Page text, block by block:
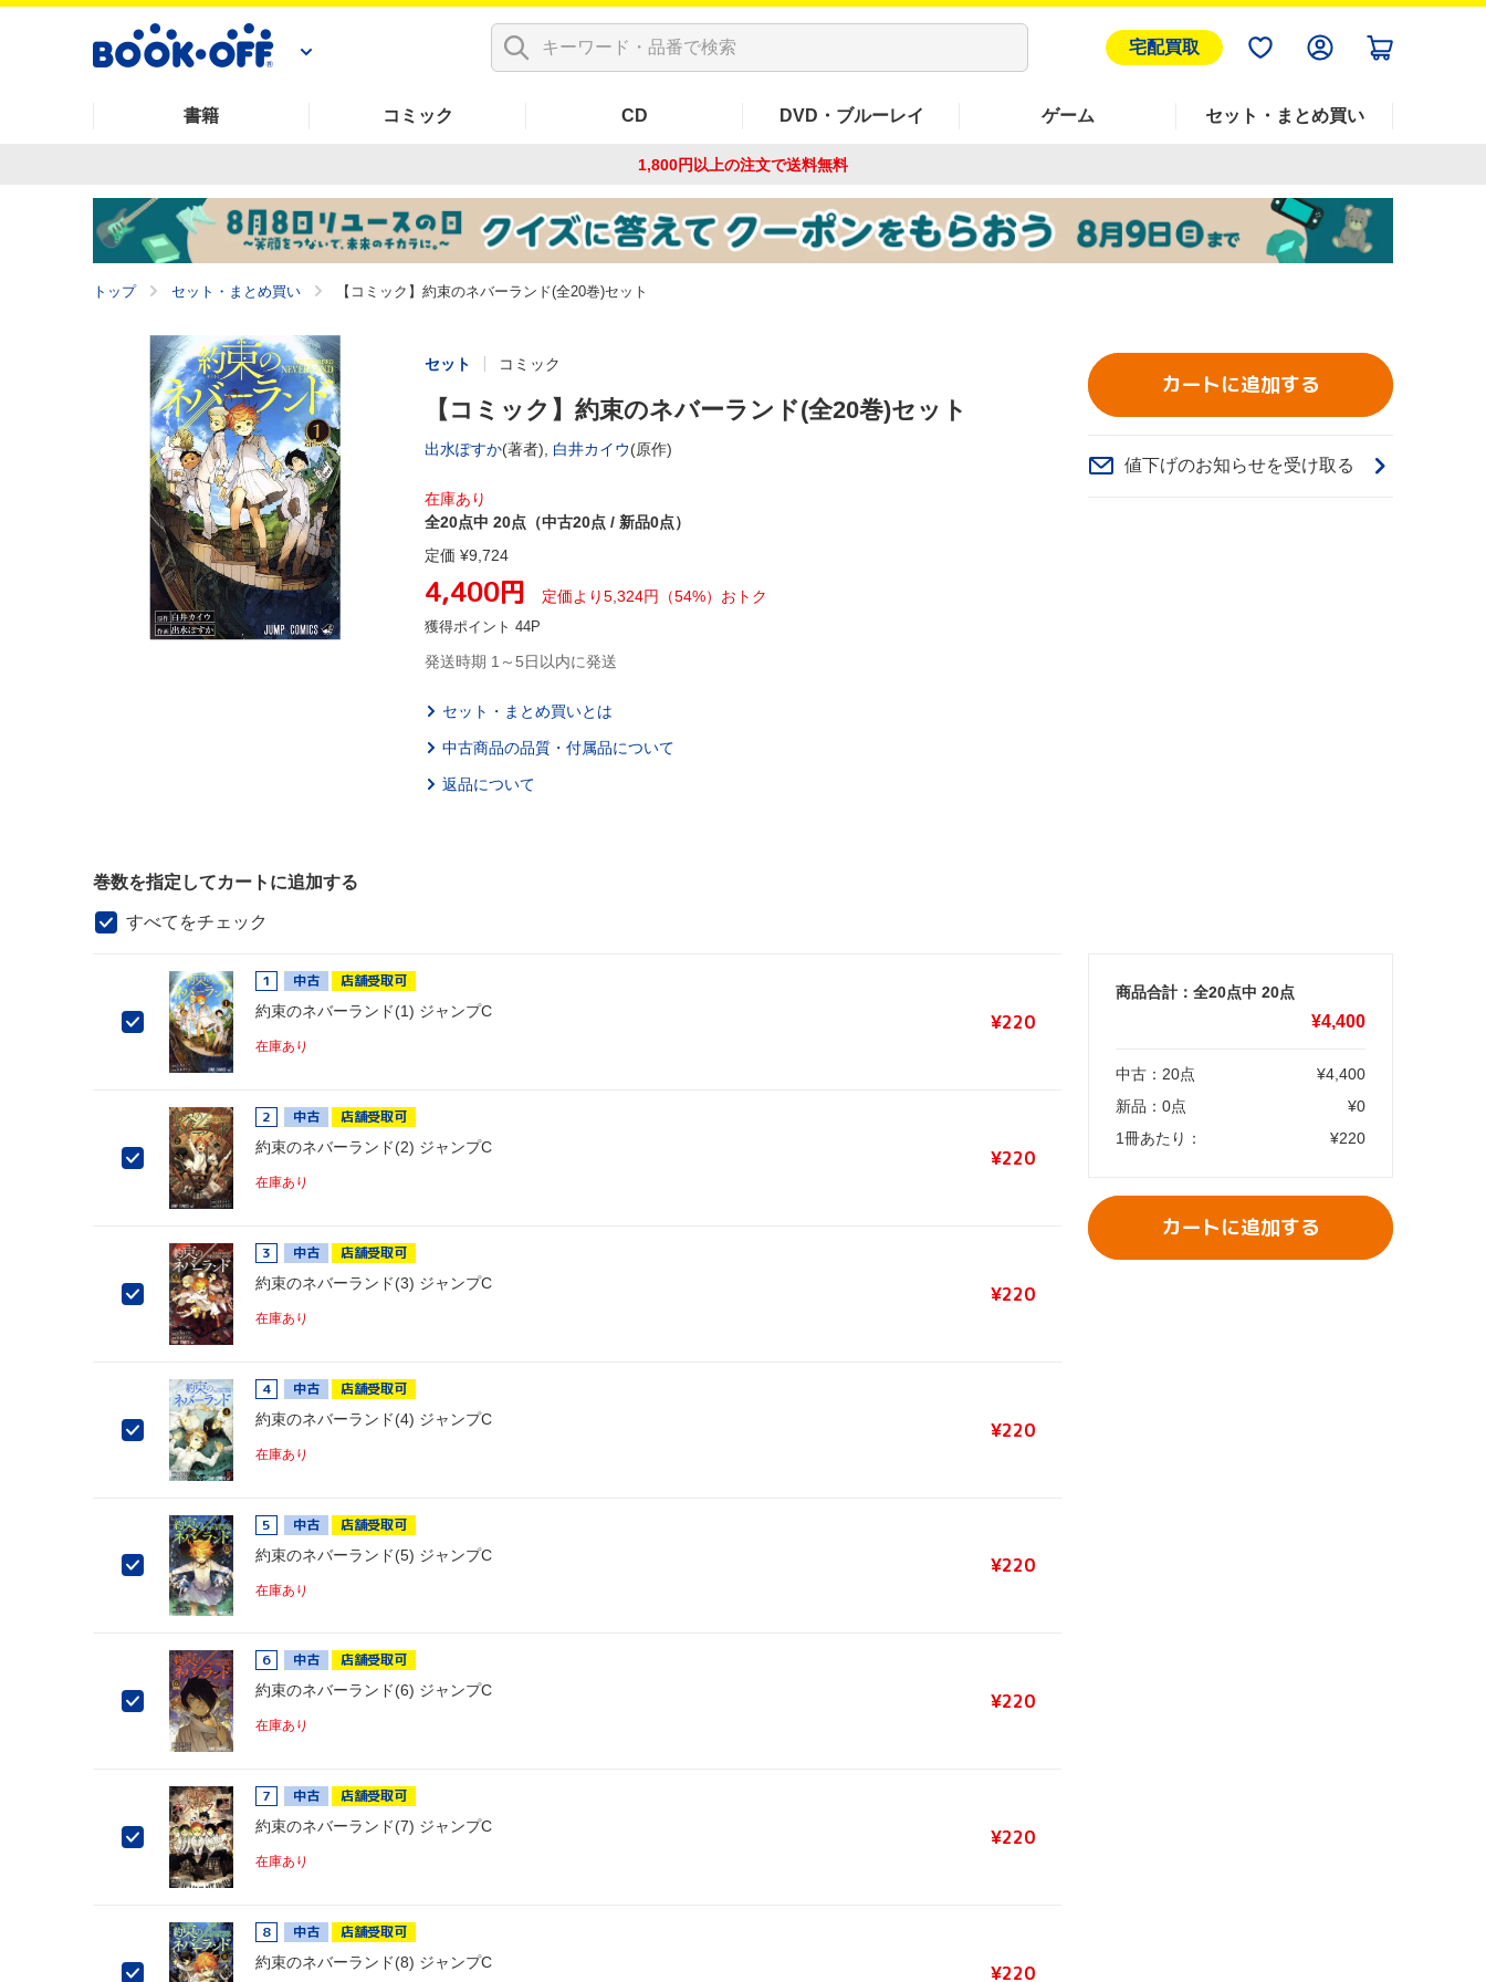
宅配買取
書籍 コミック CD DVD・ブルーレイ ゲーム セット・まとめ買い
1,800円以上の注文で送料無料
トップ セット・まとめ買い 【コミック】約束のネバーランド(全20巻)セット
セット コミック
【コミック】約束のネバーランド(全20巻)セット
出水ぽすか(著者), 白井カイウ(原作)
在庫あり
全20点中 20点（中古20点 / 新品0点）
定価 ¥9,724
4,400円 定価より5,324円 （54%） おトク
獲得ポイント 44P
発送時期 1～5日以内に発送
セット・まとめ買いとは
中古商品の品質・付属品について
返品について
カートに追加する
値下げのお知らせを受け取る
巻数を指定してカートに追加する
すべてをチェック
1 中古 店舗受取可
約束のネバーランド(1) ジャンプC
在庫あり
¥220
2 中古 店舗受取可
約束のネバーランド(2) ジャンプC
在庫あり
¥220
3 中古 店舗受取可
約束のネバーランド(3) ジャンプC
在庫あり
¥220
4 中古 店舗受取可
約束のネバーランド(4) ジャンプC
在庫あり
¥220
5 中古 店舗受取可
約束のネバーランド(5) ジャンプC
在庫あり
¥220
6 中古 店舗受取可
約束のネバーランド(6) ジャンプC
在庫あり
¥220
7 中古 店舗受取可
約束のネバーランド(7) ジャンプC
在庫あり
¥220
8 中古 店舗受取可
約束のネバーランド(8) ジャンプC ¥220
商品合計：全20点中 20点
¥4,400
中古： 20点 ¥4,400
新品： 0点 ¥0
1冊あたり：
¥220
カートに追加する